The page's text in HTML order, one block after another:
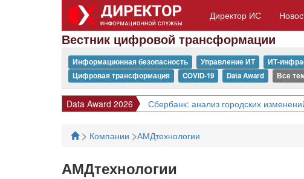
Директор ИС
Вестник цифровой трансформации
Информационная безопасность Управление ИТ ИТ-
Цифровая трансформация
COVID-19 Data Award Все
Data Award 2026 Сбербанк: анализ городских
> Компании >АМДтехнологии
АМДтехнологии